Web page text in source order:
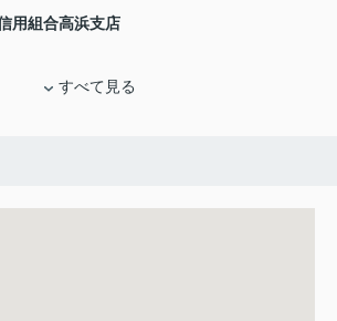
用組合高浜支店
すべて見る